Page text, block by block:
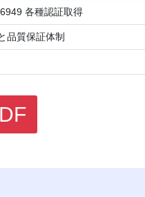
各種認証取得
品質保証体制